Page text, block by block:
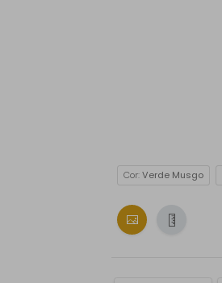
Cor:Verde Musgo